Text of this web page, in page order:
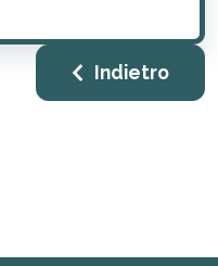
Indietro